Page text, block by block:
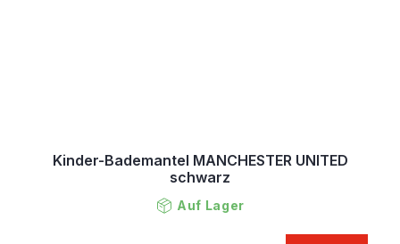
Kinder-Bademantel MANCHESTER UNITED
schwarz
Auf Lager